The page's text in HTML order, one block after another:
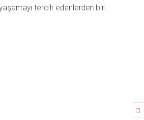
tercih edenlerden biri.